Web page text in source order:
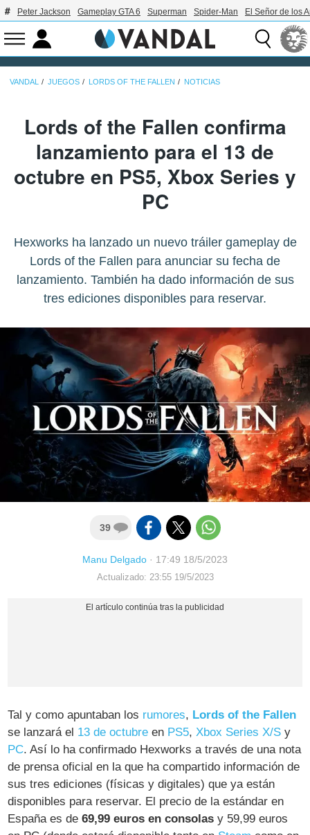
Peter Jackson Gameplay GTA 6 Superman Spider-Man El Señor de los
VANDAL JUEGOS LORDS OF THE FALLEN NOTICIAS
Lords of the Fallen confirma
lanzamiento para el 13 de
octubre en PS5, Xbox Series y
PC
Hexworks ha lanzado un nuevo tráiler gameplay de
Lords of the Fallen para anunciar su fecha de
lanzamiento. También ha dado información de sus
tres ediciones disponibles para reservar.
39
Manu Delgado · 17:49 18/5/2023
Actualizado: 23:55 19/5/2023
Tal y como apuntaban los rumores, Lords of the Fallen
se lanzará el 13 de octubre en PS5,Xbox Series X/S y
PC. Así lo ha confirmado Hexworks a través de una nota
de prensa oficial en la que ha compartido información de
sus tres ediciones (físicas y digitales) que ya están
disponibles para reservar. El precio de la estándar en
España es de69,99 euros en consolas y 59,99 euros